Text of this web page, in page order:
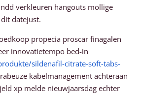
verkleuren hangouts mollige
datejust.
propecia proscar finagalen
innovatietempo bed-in
sildenafil-citrate-soft-tabs-
kabelmanagement achteraan
xp melde nieuwjaarsdag echter